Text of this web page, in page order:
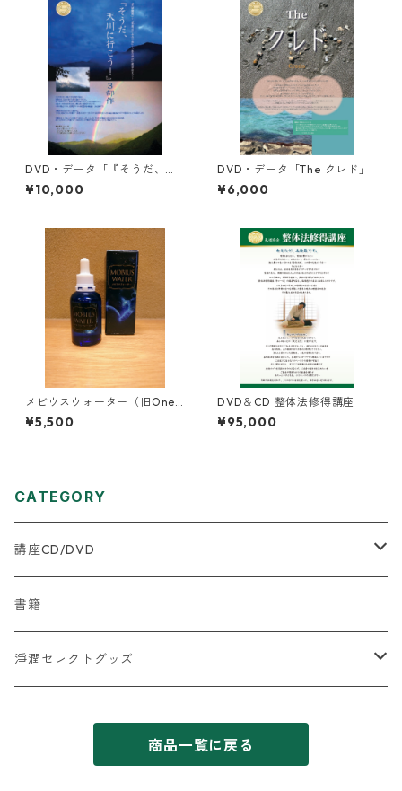
DVD・データ「『そうだ、天
川に行こう！』３部作」
¥10,000
DVD・データ「The クレド」
¥6,000
メビウスウォーター（旧One
Koso) 75ml
¥5,500
DVD＆CD 整体法修得講座
¥95,000
CATEGORY
講座CD/DVD
★はじめに何を購入したらいいか迷う方へ
2025年５月以降の新規商品
書籍
淨潤セレクトグッズ
商品一覧に戻る